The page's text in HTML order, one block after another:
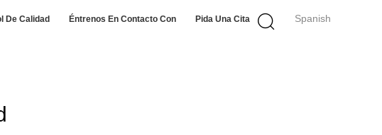
Spanish
De Calidad Éntrenos En Contacto Con Pida Una Cita